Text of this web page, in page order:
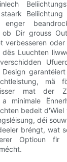
Beliichtung
ob Dir grouss
verbesseren
Luuchten
mä
mat der
a minimale
bedeit
déi
bréngt, wat
Optioun fir